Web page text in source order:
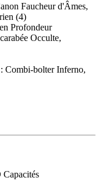
Faucheur d'Âmes,
(4)
Profondeur
Occulte,
Combi-bolter Inferno,
Capacités